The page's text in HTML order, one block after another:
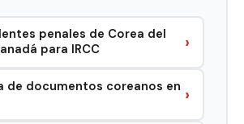
penales de Corea del
para IRCC
›
de documentos coreanos en ›